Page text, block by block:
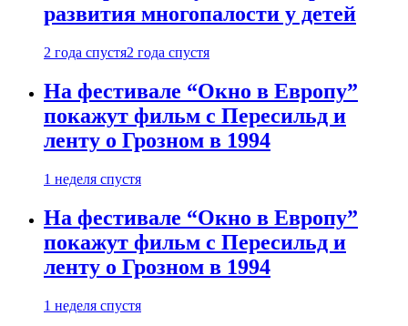
развития многопалости у детей
2 года спустя2 года спустя
На фестивале “Окно в Европу”
покажут фильм с Пересильд и
ленту о Грозном в 1994
1 неделя спустя
На фестивале “Окно в Европу”
покажут фильм с Пересильд и
ленту о Грозном в 1994
1 неделя спустя